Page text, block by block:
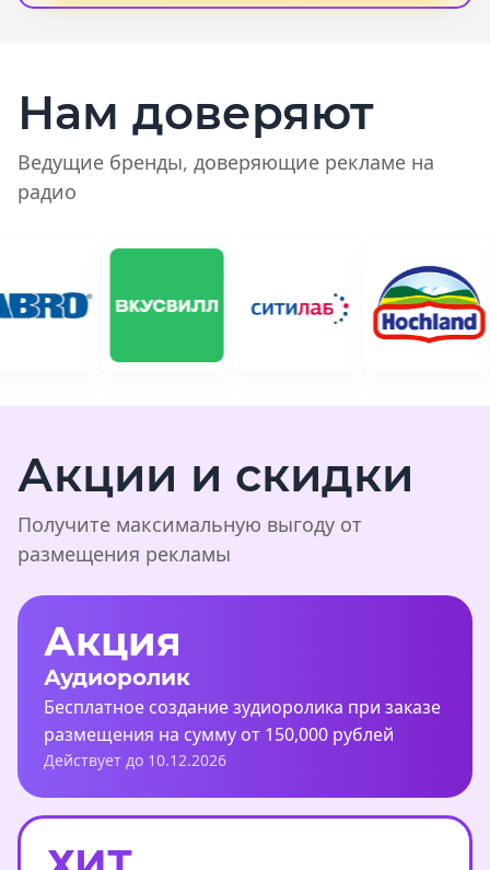
Нам доверяют
Ведущие бренды, доверяющие рекламе на
радио
Акции и скидки
Получите максимальную выгоду от
размещения рекламы
Акция
Аудиоролик
Бесплатное создание зудиоролика при заказе
размещения на сумму от 150,000 рублей
Действует до 10.12.2026